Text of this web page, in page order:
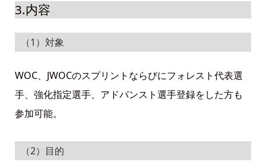
3.内容
（1）対象
WOC、JWOCのスプリントならびにフォレスト代表選
手、強化指定選手、アドバンスト選手登録をした方も
参加可能。
（2）目的